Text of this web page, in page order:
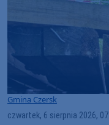
Gmina Czersk
czwartek, 6 sierpnia 2026,